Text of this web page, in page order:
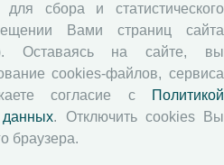
сбора и статистического
Вами страниц сайта
Оставаясь на сайте, вы
cookies-файлов, сервиса
согласие с
Политикой
. Отключить cookies Вы
браузера.